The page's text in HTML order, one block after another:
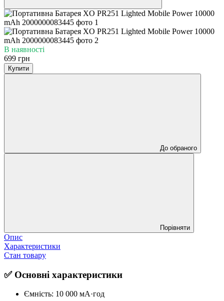
В наявності
699 грн
Купити
До обраного
Порівняти
Опис
Характеристики
Стан товару
✅ Основні характеристики
Ємність: 10 000 мА·год